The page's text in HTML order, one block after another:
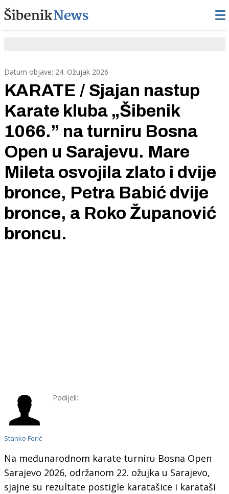
Datum objave: 24. Ožujak 2026
KARATE / Sjajan nastup
Karate kluba „Šibenik
1066.” na turniru Bosna
Open u Sarajevu. Mare
Mileta osvojila zlato i dvije
bronce, Petra Babić dvije
bronce, a Roko Županović
broncu.
Stanko Ferić
Podijeli:
Na međunarodnom karate turniru Bosna Open
Sarajevo 2026, održanom 22. ožujka u Sarajevo,
sjajne su rezultate postigle karatašice i karataši